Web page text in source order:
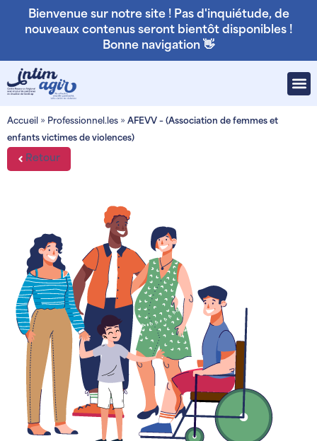
Bienvenue sur notre site ! Pas d'inquiétude, de
nouveaux contenus seront bientôt disponibles !
Bonne navigation 👋
Accueil » Professionnel.les » AFEVV – (Association de femmes et
enfants victimes de violences)
Retour